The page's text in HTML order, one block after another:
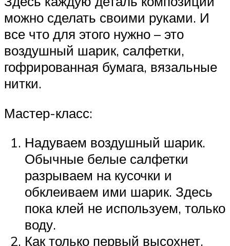
можно сделать своими руками. И
все что для этого нужно – это
воздушный шарик, салфетки,
гофрированная бумага, вязальные
нитки.
Мастер-класс:
Надуваем воздушный шарик.
Обычные белые салфетки
разрываем на кусочки и
обклеиваем ими шарик. Здесь
пока клей не используем, только
воду.
Как только первый высохнет,